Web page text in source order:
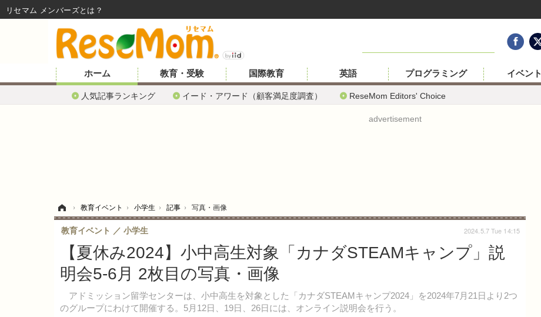
ホーム
人気記事ランキング イード・アワード（顧客満足度調査） ReseMom Editors' Choice
教育・受験 国際教育 英語 プログラミング イベント
advertisement
› 教育イベント › 小学生 › 記事 › 写真・画像
【夏休み2024】小中高生対象「カナダSTEAMキャンプ」説
明会5-6月 2枚目の写真・画像
アドミッション留学センターは、小中高生を対象とした「カナダSTEAMキャンプ2024」を2024年7月21日より2つ
のグループにわけて開催する。5月12日、19日、26日には、オンライン説明会を行う。
教育イベント 小学生 2024.5.7 Tue 14:15
リセマム メンバーズ